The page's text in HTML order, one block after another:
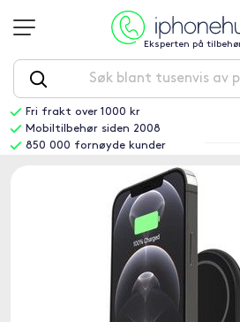
Eksperten på
Fri frakt over 1000 kr
Mobiltilbehør siden 2008
850 000 fornøyde kunder